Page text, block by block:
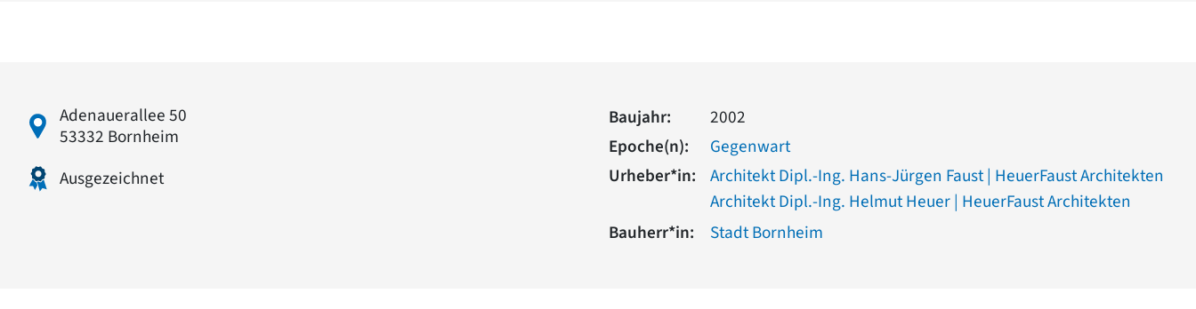
Adenauerallee 50
53332 Bornheim
Ausgezeichnet
Baujahr:
2002
Epoche(n):
Gegenwart
Urheber*in:
Architekt Dipl.-Ing. Hans-Jürgen Faust | HeuerFaust Architekten
Architekt Dipl.-Ing. Helmut Heuer | HeuerFaust Architekten
Bauherr*in:
Stadt Bornheim